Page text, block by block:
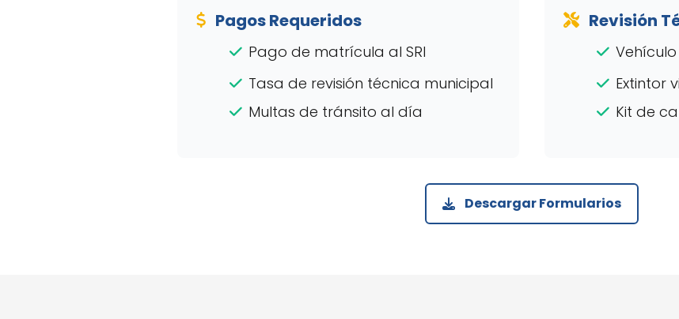
Pagos Requeridos
Pago de matrícula al SRI
Tasa de revisión técnica municipal
Multas de tránsito al día
Revisión
Extintor
Kit de
Descargar Formularios